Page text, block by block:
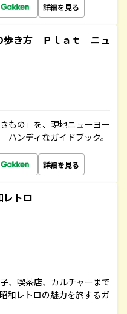
詳細を見る
歩き方 Ｐｌａｔ ニュ
もの」を、現地ニューヨー
ンディなガイドブック。
詳細を見る
トロ
、喫茶店、カルチャーまで
和レトロの魅力を旅するガ